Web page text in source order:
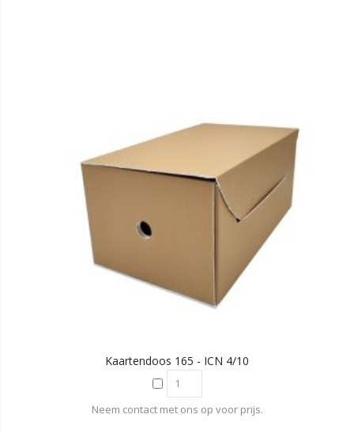
Kaartendoos 165 - ICN 4/10
Neem contact met ons op voor prijs.